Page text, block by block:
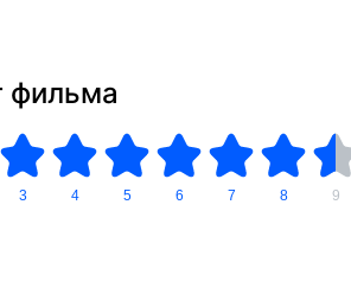
фильма
3 4 5 6 7 8 9